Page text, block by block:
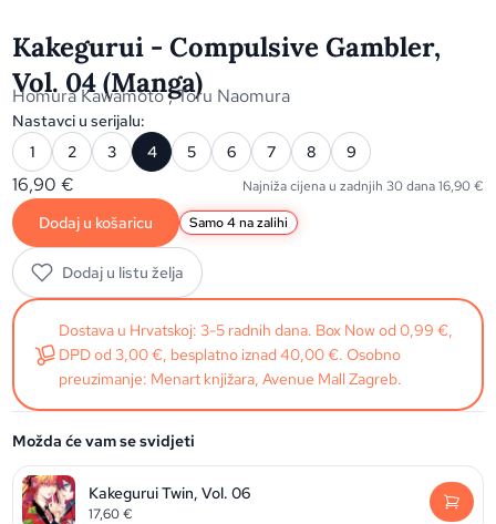
Kakegurui - Compulsive Gambler,
Vol. 04 (Manga)
Homura Kawamoto,Toru Naomura
Nastavci u serijalu:
1
2 3 4 5 6 7 8 9
16,90€ Najniža cijena u zadnjih 30 dana16,90€
Dodaj u košaricu Samo 4 na zalihi
Dodaj u listu želja
Dostava u Hrvatskoj: 3-5 radnih dana. Box Now od 0,99 €,
DPD od 3,00 €, besplatno iznad 40,00 €. Osobno
preuzimanje: Menart knjižara, Avenue Mall Zagreb.
Možda će vam se svidjeti
Kakegurui Twin, Vol. 06
17,60€